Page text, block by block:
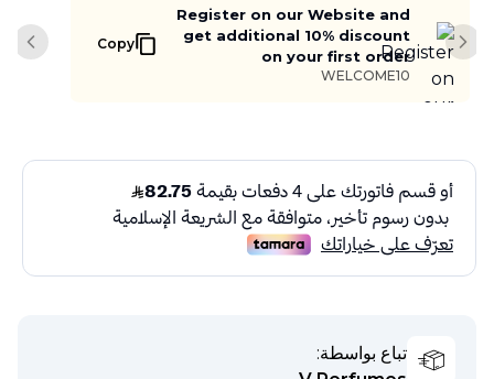
Register on our Website and
get additional 10% discount
on your first order
WELCOME10
Copy Next slide
تباع بواسطة: